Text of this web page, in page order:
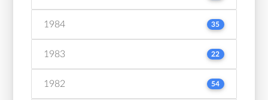
1984 35
1983 22
1982 54